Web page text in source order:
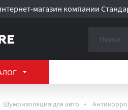
магазин компании
Шумоизоляция для авто